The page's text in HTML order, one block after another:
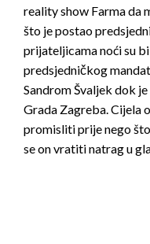
reality show Farma da
što je postao
prijateljicama noći su
predsjedničkog
Sandrom Švaljek dok
Grada Zagreba. Cijela
promisliti prije nego
se on vratiti natrag u